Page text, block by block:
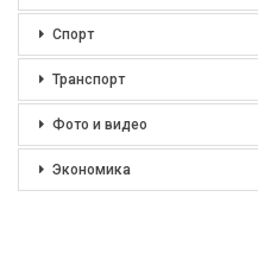
Спорт
Транспорт
Фото и видео
Экономика